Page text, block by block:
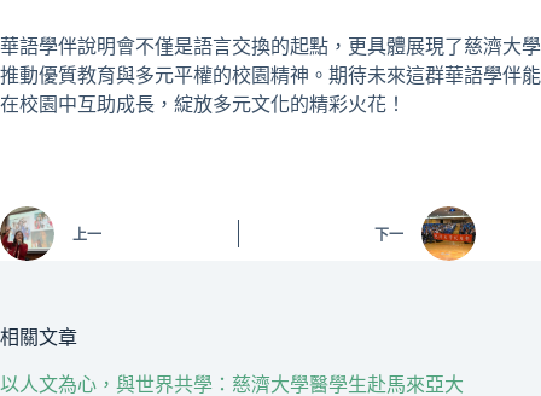
華語學伴說明會不僅是語言交換的起點，更具體展現了慈濟大學
推動優質教育與多元平權的校園精神。期待未來這群華語學伴能
在校園中互助成長，綻放多元文化的精彩火花！
上一 下一
相關文章
以人文為心，與世界共學：慈濟大學醫學生赴馬來亞大